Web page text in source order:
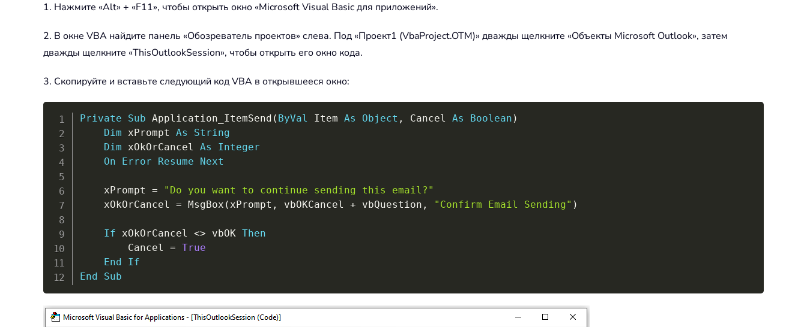
1. Нажмите «Alt» + «F11», чтобы открыть окно «Microsoft Visual Basic для приложений».
2. В окне VBA найдите панель «Обозреватель проектов» слева. Под «Проект1 (VbaProject.OTM)» дважды щелкните «Объекты Microsoft Outlook», затем
дважды щелкните «ThisOutlookSession», чтобы открыть его окно кода.
3. Скопируйте и вставьте следующий код VBA в открывшееся окно:
Private Sub Application_ItemSend ( ByVal Item As Object , Cancel As Boolean )
Dim xPrompt As
String
Dim xOkOrCancel As
Integer
On
Error Resume Next
    xPrompt
=
"Do you want to continue sending this email?"
    xOkOrCancel
= MsgBox ( xPrompt , vbOKCancel + vbQuestion , "Confirm Email Sending" )
If xOkOrCancel <> vbOK Then
        Cancel
= True
End
If
End
Sub